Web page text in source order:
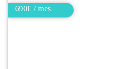
690€ / mes